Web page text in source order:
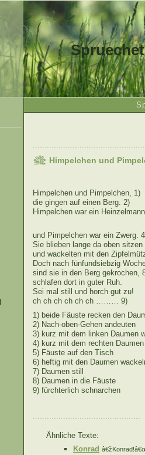
Himpelchen und
Himpelchen und Pimpelchen, 1)
die gingen auf einen Berg. 2)
Himpelchen war ein
und Pimpelchen war ein Zwerg.
Sie blieben lange da oben sitzen
und wackelten mit den
Doch nach fünfundsiebzig
sind sie in den Berg gekrochen,
schlafen dort in guter Ruh.
Sei mal still und horch gut zu!
ch ch ch ch ch ch ……… 9)
1) beide Fäuste recken den
2) Nach-oben-Gehen andeuten
3) kurz mit dem linken Daumen
4) kurz mit dem rechten
5) Fäuste auf den Tisch
6) heftig mit den Daumen
7) Daumen still
8) Daumen in die Fäuste
9) fürchterlich schnarchen
Ähnliche Texte:
Konrad